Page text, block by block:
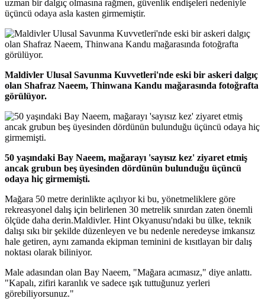
uzman bir dalgıç olmasına rağmen, güvenlik endişeleri nedeniyle
üçüncü odaya asla kasten girmemiştir.
Maldivler Ulusal Savunma Kuvvetleri'nde eski bir askeri dalgıç
olan Shafraz Naeem, Thinwana Kandu mağarasında fotoğrafta
görülüyor.
50 yaşındaki Bay Naeem, mağarayı 'sayısız kez' ziyaret etmiş
ancak grubun beş üyesinden dördünün bulunduğu üçüncü
odaya hiç girmemişti.
Mağara 50 metre derinlikte açılıyor ki bu, yönetmeliklere göre
rekreasyonel dalış için belirlenen 30 metrelik sınırdan zaten önemli
ölçüde daha derin.Maldivler. Hint Okyanusu'ndaki bu ülke, teknik
dalışı sıkı bir şekilde düzenleyen ve bu nedenle neredeyse imkansız
hale getiren, aynı zamanda ekipman teminini de kısıtlayan bir dalış
noktası olarak biliniyor.
Male adasından olan Bay Naeem, "Mağara acımasız," diye anlattı.
"Kapalı, zifiri karanlık ve sadece ışık tuttuğunuz yerleri
görebiliyorsunuz."